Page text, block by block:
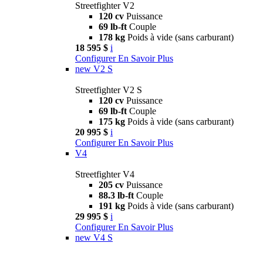
Streetfighter V2
120 cv Puissance
69 lb-ft Couple
178 kg Poids à vide (sans carburant)
18 595 $ i
Configurer En Savoir Plus
new V2 S
Streetfighter V2 S
120 cv Puissance
69 lb-ft Couple
175 kg Poids à vide (sans carburant)
20 995 $ i
Configurer En Savoir Plus
V4
Streetfighter V4
205 cv Puissance
88.3 lb-ft Couple
191 kg Poids à vide (sans carburant)
29 995 $ i
Configurer En Savoir Plus
new V4 S